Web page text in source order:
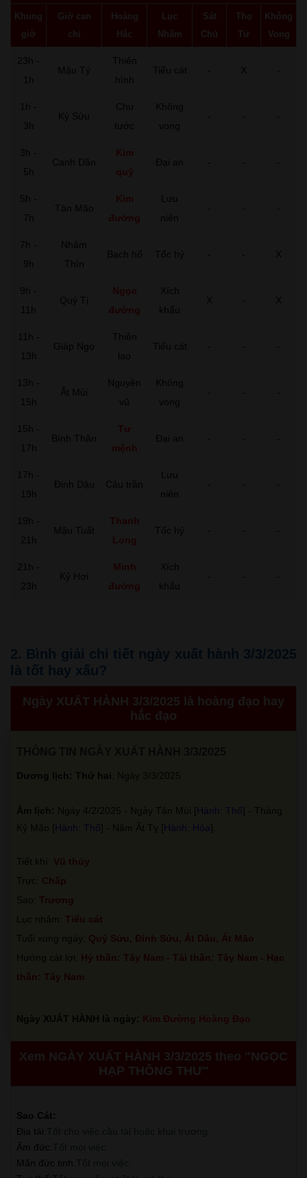
Khung
giờ
Giờ can
chi
Hoàng
Hắc
Lục
Nhâm
Sát
Chủ
Thọ
Tử
Không
Vong
23h -
1h
Mậu Tý
Thiên
hình
Tiểu cát - X -
1h -
3h
Kỷ Sửu
Chu
tước
Không
vong
- - -
3h -
5h
Canh Dần
Kim
quỹ
Đại an - - -
5h -
7h
Tân Mão
Kim
đường
Lưu
niên
- - -
7h -
9h
Nhâm
Thìn
Bạch hổ Tốc hỷ - - X
9h -
11h
Quý Tị
Ngọc
đường
Xích
khẩu
X - X
11h -
13h
Giáp Ngọ
Thiên
lao
Tiểu cát - - -
13h -
15h
Ất Mùi
Nguyên
vũ
Không
vong
- - -
15h -
17h
Bính Thân
Tư
mệnh
Đại an - - -
17h -
19h
Đinh Dậu Câu trần
Lưu
niên
- - -
19h -
21h
Mậu Tuất
Thanh
Long
Tốc hỷ - - -
21h -
23h
Kỷ Hợi
Minh
đường
Xích
khẩu
- - -
2. Bình giải chi tiết ngày xuất hành 3/3/2025
là tốt hay xấu?
Ngày XUẤT HÀNH 3/3/2025 là hoàng đạo hay
hắc đạo
Dương lịch: Thứ hai , Ngày 3/3/2025
Âm lịch: Ngày 4/2/2025 - Ngày Tân Mùi [ Hành: Thổ ] - Tháng
Kỷ Mão [ Hành: Thổ ] - Năm Ất Tỵ [ Hành: Hỏa
Tiết khí: Vũ thủy
Trực: Chấp
Sao: Trương
Lục nhâm: Tiểu cát
Tuổi xung ngày: Quý Sửu, Đinh Sửu, Ất Dâu, Ất Mão
Hướng cát lợi: Hỷ thần: Tây Nam - Tài thần: Tây Nam - Hạc
thần: Tây Nam
Ngày XUẤT HÀNH là ngày: Kim Đường Hoàng Đạo
Xem NGÀY XUẤT HÀNH 3/3/2025 theo "NGỌC
HẠP THÔNG THƯ"
Sao Cát:
Địa tài
Âm đức
Mãn đức tinh